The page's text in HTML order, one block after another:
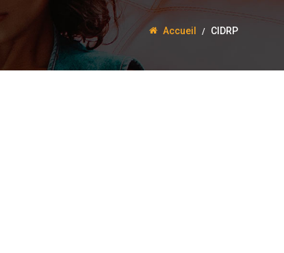
Accueil CIDRP